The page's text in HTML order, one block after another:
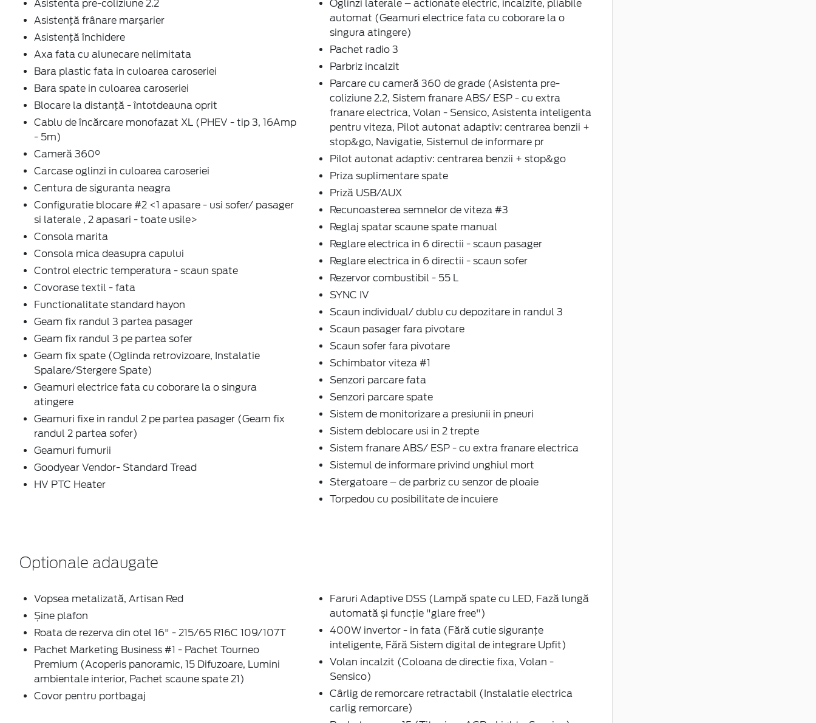
Asistență frânare marșarier
Asistență închidere
Axa fata cu alunecare nelimitata
Bara plastic fata in culoarea caroseriei
Bara spate in culoarea caroseriei
Blocare la distanță - întotdeauna oprit
Cablu de încărcare monofazat XL (PHEV - tip 3, 16Amp
- 5m)
Cameră 360°
Carcase oglinzi in culoarea caroseriei
Centura de siguranta neagra
Configuratie blocare #2 <1 apasare - usi sofer/ pasager
si laterale , 2 apasari - toate usile>
Consola marita
Consola mica deasupra capului
Control electric temperatura - scaun spate
Covorase textil - fata
Functionalitate standard hayon
Geam fix randul 3 partea pasager
Geam fix randul 3 pe partea sofer
Geam fix spate (Oglinda retrovizoare, Instalatie
Spalare/Stergere Spate)
Geamuri electrice fata cu coborare la o singura
atingere
Geamuri fixe in randul 2 pe partea pasager (Geam fix
randul 2 partea sofer)
Geamuri fumurii
Goodyear Vendor- Standard Tread
HV PTC Heater
automat (Geamuri electrice fata cu coborare la o
singura atingere)
Pachet radio 3
Parbriz incalzit
Parcare cu cameră 360 de grade (Asistenta pre-
coliziune 2.2, Sistem franare ABS/ ESP - cu extra
franare electrica, Volan - Sensico, Asistenta inteligenta
pentru viteza, Pilot autonat adaptiv: centrarea benzii +
stop&go, Navigatie, Sistemul de informare pr
Pilot autonat adaptiv: centrarea benzii + stop&go
Priza suplimentare spate
Priză USB/AUX
Recunoasterea semnelor de viteza #3
Reglaj spatar scaune spate manual
Reglare electrica in 6 directii - scaun pasager
Reglare electrica in 6 directii - scaun sofer
Rezervor combustibil - 55 L
SYNC IV
Scaun individual/ dublu cu depozitare in randul 3
Scaun pasager fara pivotare
Scaun sofer fara pivotare
Schimbator viteza #1
Senzori parcare fata
Senzori parcare spate
Sistem de monitorizare a presiunii in pneuri
Sistem deblocare usi in 2 trepte
Sistem franare ABS/ ESP - cu extra franare electrica
Sistemul de informare privind unghiul mort
Stergatoare – de parbriz cu senzor de ploaie
Torpedou cu posibilitate de incuiere
Șine plafon
Roata de rezerva din otel 16" - 215/65 R16C 109/107T
Pachet Marketing Business #1 - Pachet Tourneo
Premium (Acoperis panoramic, 15 Difuzoare, Lumini
ambientale interior, Pachet scaune spate 21)
Covor pentru portbagaj
automată și funcție "glare free")
400W invertor - in fata (Fără cutie siguranțe
inteligente, Fără Sistem digital de integrare Upfit)
Volan incalzit (Coloana de directie fixa, Volan -
Sensico)
Cârlig de remorcare retractabil (Instalatie electrica
carlig remorcare)
Pachet scaune 15 (Titanium AGR - Light - Sensico)